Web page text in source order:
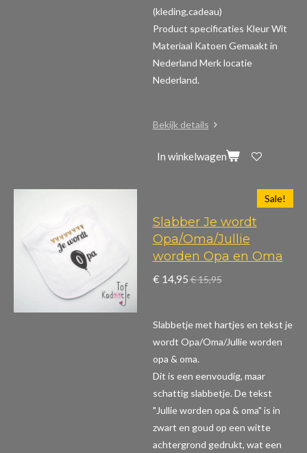
(kleding,cadeau)
Product specificaties Kleur Wit
Materiaal Katoen Gemaakt in
Nederland Merk locatie
Nederland.
Bekijk details
In winkelwagen
Sale!
Slabber Je wordt
Opa/Oma/Jullie
worden Opa en Oma
€ 14,95 € 15,95
Slabbetje met hartjes en tekst je
wordt Opa/Oma/Jullie worden
opa & oma.
Dit is een eenvoudig, maar
schattig slabbetje. De tekst
"Jullie worden opa & oma" is in
zwart en goud op een witte
achtergrond gedrukt, wat een